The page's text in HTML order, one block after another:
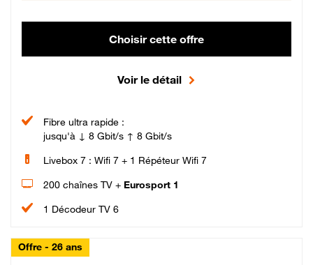
Choisir cette offre
Voir le détail
Fibre ultra rapide :
jusqu'à ↓ 8 Gbit/s ↑ 8 Gbit/s
Livebox 7 : Wifi 7 + 1 Répéteur Wifi 7
200 chaînes TV + Eurosport 1
1 Décodeur TV 6
Offre - 26 ans